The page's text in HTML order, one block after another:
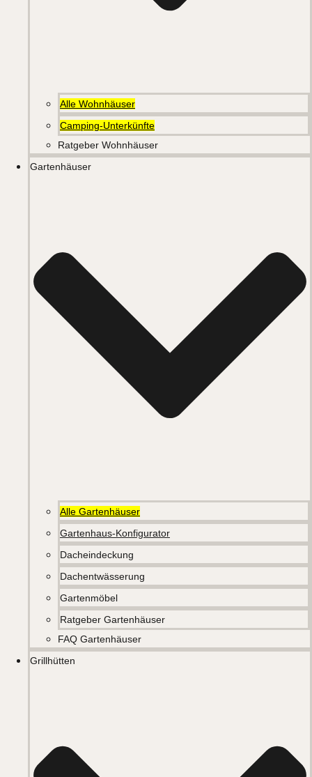
Alle Wohnhäuser
Camping-Unterkünfte
Ratgeber Wohnhäuser
Gartenhäuser
Alle Gartenhäuser
Gartenhaus-Konfigurator
Dacheindeckung
Dachentwässerung
Gartenmöbel
Ratgeber Gartenhäuser
FAQ Gartenhäuser
Grillhütten